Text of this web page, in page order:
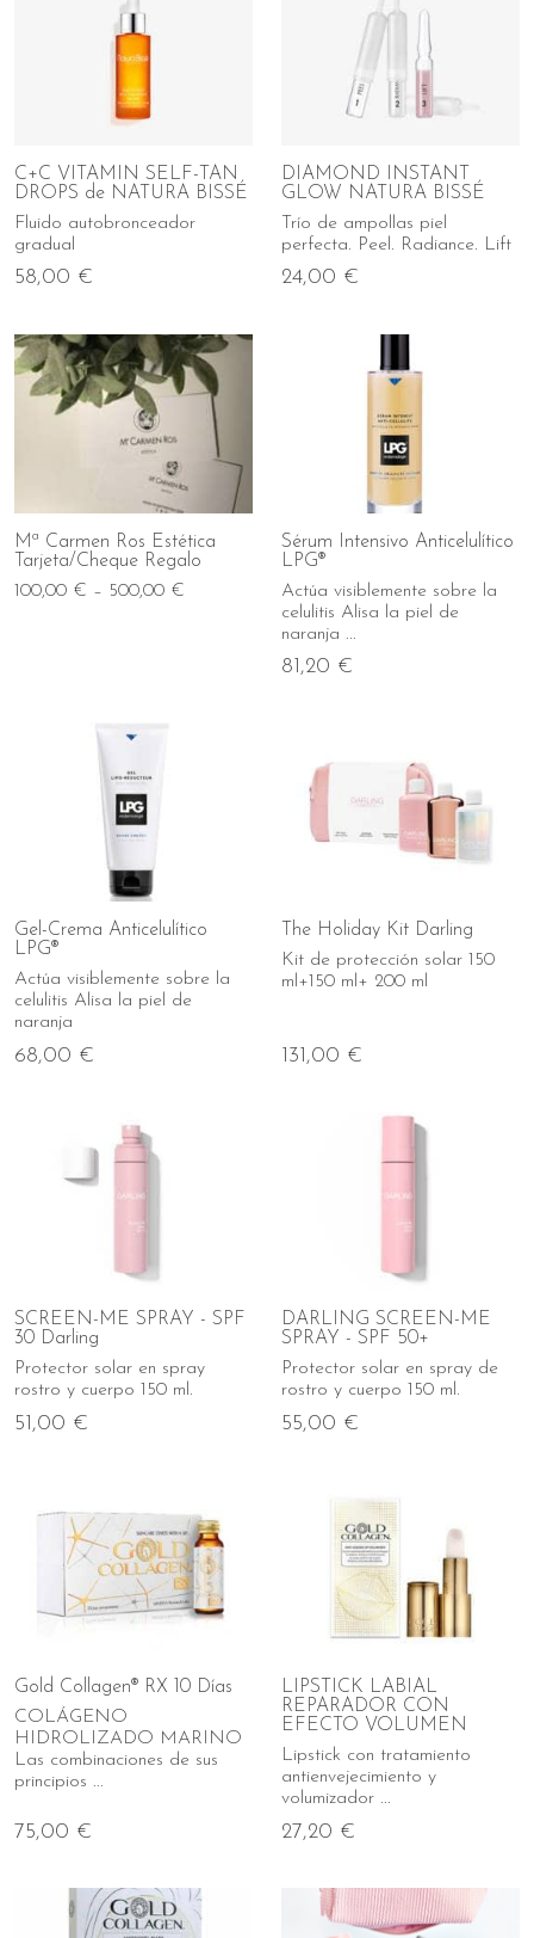
C+C VITAMIN SELF-TAN
DROPS de NATURA BISSÉ
Fluido autobronceador
gradual
58,00 €
DIAMOND INSTANT
GLOW NATURA BISSÉ
Trío de ampollas piel
perfecta. Peel. Radiance. Lift
24,00 €
Mª Carmen Ros Estética
Tarjeta/Cheque Regalo
100,00 € – 500,00 €
Sérum Intensivo Anticelulítico
LPG®
Actúa visiblemente sobre la
celulitis Alisa la piel de
naranja ...
81,20 €
Gel-Crema Anticelulítico
LPG®
Actúa visiblemente sobre la
celulitis Alisa la piel de
naranja
68,00 €
The Holiday Kit Darling
Kit de protección solar 150
ml+150 ml+ 200 ml
131,00 €
SCREEN-ME SPRAY - SPF
30 Darling
Protector solar en spray
rostro y cuerpo 150 ml.
51,00 €
DARLING SCREEN-ME
SPRAY - SPF 50+
Protector solar en spray de
rostro y cuerpo 150 ml.
55,00 €
Gold Collagen® RX 10 Días
COLÁGENO
HIDROLIZADO MARINO
Las combinaciones de sus
principios ...
75,00 €
LIPSTICK LABIAL
REPARADOR CON
EFECTO VOLUMEN
Lipstick con tratamiento
antienvejecimiento y
volumizador ...
27,20 €